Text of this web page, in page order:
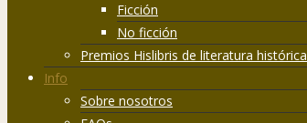
Ficción
No ficción
Premios Hislibris de literatura histórica
Info
Sobre nosotros